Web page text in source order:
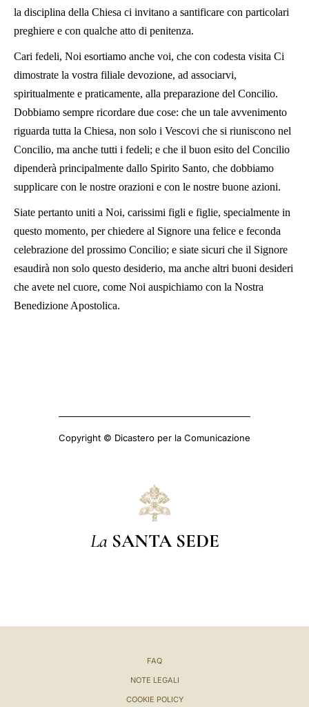
la disciplina della Chiesa ci invitano a santificare con particolari
preghiere e con qualche atto di penitenza.
Cari fedeli, Noi esortiamo anche voi, che con codesta visita Ci
dimostrate la vostra filiale devozione, ad associarvi,
spiritualmente e praticamente, alla preparazione del Concilio.
Dobbiamo sempre ricordare due cose: che un tale avvenimento
riguarda tutta la Chiesa, non solo i Vescovi che si riuniscono nel
Concilio, ma anche tutti i fedeli; e che il buon esito del Concilio
dipenderà principalmente dallo Spirito Santo, che dobbiamo
supplicare con le nostre orazioni e con le nostre buone azioni.
Siate pertanto uniti a Noi, carissimi figli e figlie, specialmente in
questo momento, per chiedere al Signore una felice e feconda
celebrazione del prossimo Concilio; e siate sicuri che il Signore
esaudirà non solo questo desiderio, ma anche altri buoni desideri
che avete nel cuore, come Noi auspichiamo con la Nostra
Benedizione Apostolica.
Copyright © Dicastero per la Comunicazione
La SANTA SEDE
FAQ
NOTE LEGALI
COOKIE POLICY